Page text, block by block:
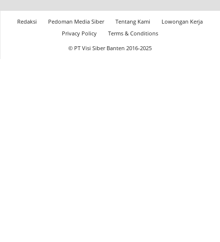
Redaksi Pedoman Media Siber Tentang Kami
Lowongan Kerja
Privacy Policy
Terms & Conditions
© PT Visi Siber Banten 2016-2025